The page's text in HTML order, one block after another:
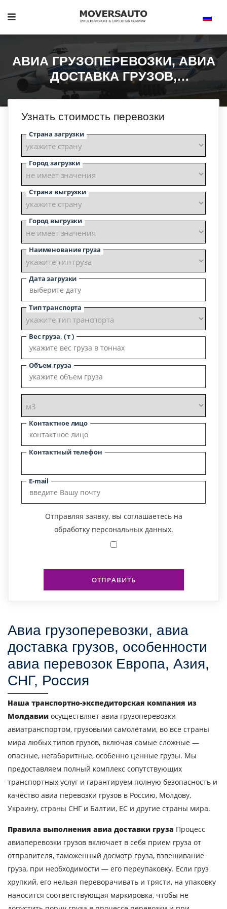
АВИА ГРУЗОПЕРЕВОЗКИ, АВИА
ДОСТАВКА ГРУЗОВ,
ОСОБЕННОСТИ АВИА
СНГ, РОССИЯ
Узнать стоимость перевозки
Страна загрузки
Город загрузки
Страна выгрузки
Город выгрузки
Наименование груза
Дата загрузки
Тип транспорта
Вес груза, ( т )
Объем груза
Контактное лицо
Контактный телефон
E-mail
Отправляя заявку, вы соглашаетесь на
обработку персональных данных.
ОТПРАВИТЬ
Авиа грузоперевозки, авиа
доставка грузов, особенности
авиа перевозок Европа, Азия,
СНГ, Россия
Наша транспортно-экспедиторская компания из
Молдавии осуществляет авиа грузоперевозки
авиатранспортом, грузовыми самолётами, во все страны
мира любых типов грузов, включая самые сложные —
опасные, негабаритные, особенно ценные грузы. Мы
предоставляем полный комплекс сопутствующих
транспортных услуг и гарантируем полную безопасность и
качество авиа перевозки грузов в Россию, Молдову,
Украину, страны СНГ и Балтии, ЕС и другие страны мира.
Правила выполнения авиа доставки груза Процесс
авиаперевозки грузов включает в себя прием груза от
отправителя, таможенный досмотр груза, взвешивание
груза, при необходимости — его переупаковку. Если груз
хрупкий, его нельзя переворачивать и трясти, на упаковку
наносится соответствующая маркировка, чтобы не